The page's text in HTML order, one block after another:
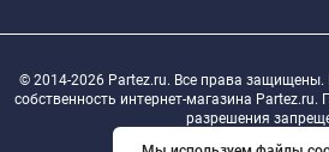
© 2014-2026 Partez.ru. Все права
собственность интернет-магазина
разрешения